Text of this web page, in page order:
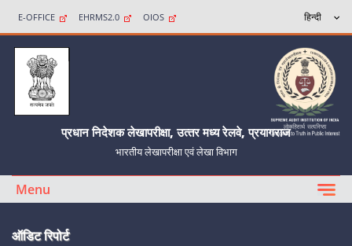
E-OFFICE EHRMS2.0 OIOS
प्रधान निदेशक लेखापरीक्षा, उत्‍तर मध्‍य रेलवे, प्रयागराज
भारतीय लेखापरीक्षा एवं लेखा विभाग
Menu
ऑडिट रिपोर्ट